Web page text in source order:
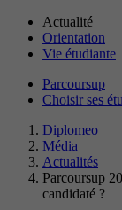
Actualité
Orientation
Vie étudiante
Parcoursup
Choisir ses
Diplomeo
Média
Actualités
Parcoursup
candidaté ?